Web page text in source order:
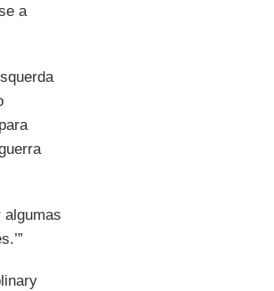
a
algumas